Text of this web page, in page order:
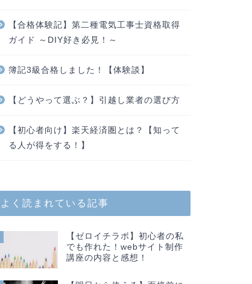
【合格体験記】第二種電気工事士資格取得
ガイド ～DIY好き必見！～
簿記3級合格しました！【体験談】
【どうやって選ぶ？】引越し業者の選び方
【初心者向け】楽天経済圏とは？【知って
る人が得をする！】
よく読まれている記事
【ゼロイチラボ】初心者の私
でも作れた！webサイト制作
講座の内容と感想！